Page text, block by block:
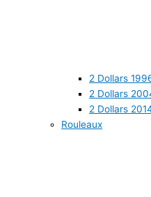
2 Dollars
2 Dollars
2 Dollars
Rouleaux